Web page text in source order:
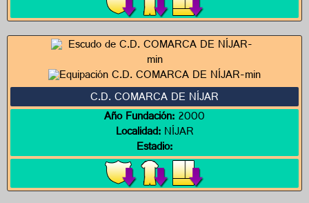
C.D. COMARCA DE NÍJAR
Año Fundación:2000
Localidad:NÍJAR
Estadio: